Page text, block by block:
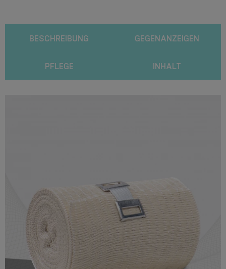
BESCHREIBUNG GEGENANZEIGEN
PFLEGE INHALT